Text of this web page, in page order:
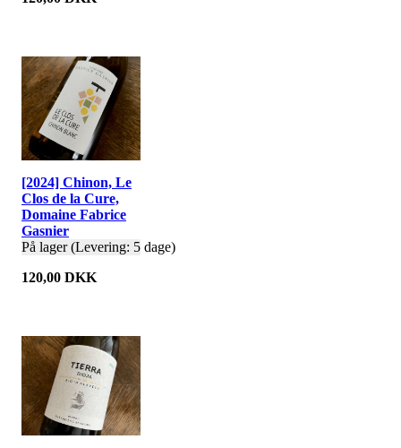
[2024] Chinon, Le
Clos de la Cure,
Domaine Fabrice
Gasnier
På lager (Levering: 5 dage)
120,00 DKK